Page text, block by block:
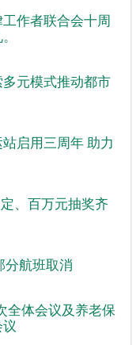
作者联合会十周
元模式推动都市
启用三周年 助力
、百万元抽奖齐
航班取消
全体会议及养老保